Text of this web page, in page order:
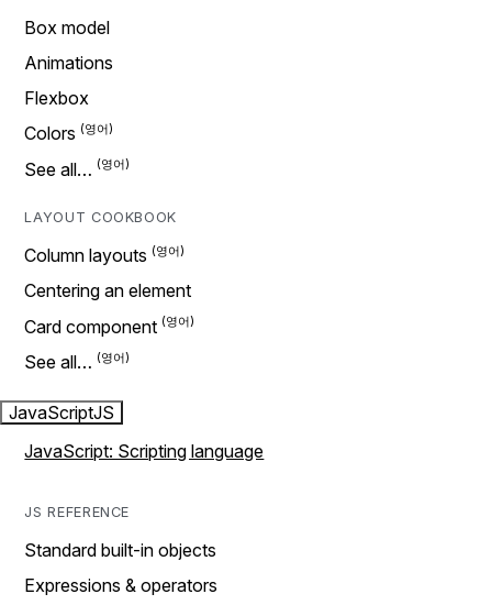
Box model
Animations
Flexbox
Colors
See all…
LAYOUT COOKBOOK
Column layouts
Centering an element
Card component
See all…
JavaScriptJS
JavaScript: Scripting language
JS REFERENCE
Standard built-in objects
Expressions & operators